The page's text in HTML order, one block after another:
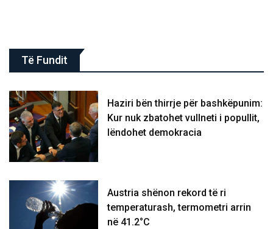
Të Fundit
Haziri bën thirrje për bashkëpunim:
Kur nuk zbatohet vullneti i popullit,
lëndohet demokracia
Austria shënon rekord të ri
temperaturash, termometri arrin
në 41.2°C